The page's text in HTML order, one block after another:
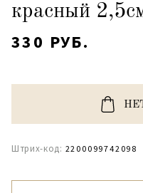
красный
330 РУБ.
Штрих-код: 2200099742098